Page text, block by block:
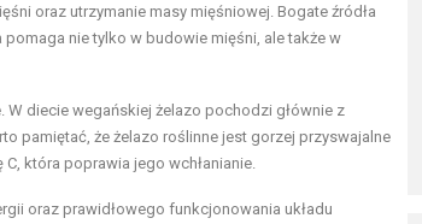
oraz utrzymanie masy mięśniowej. Bogate źródła
pomaga nie tylko w budowie mięśni, ale także w
W diecie wegańskiej żelazo pochodzi głównie z
pamiętać, że żelazo roślinne jest gorzej przyswajalne
która poprawia jego wchłanianie.
oraz prawidłowego funkcjonowania układu